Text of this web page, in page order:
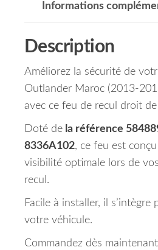
Informations
Description
Améliorez la sécurité de
Outlander Maroc (2013-
avec ce feu de recul droit
Doté de la référence
8336A102, ce feu est
visibilité optimale lors de
recul.
Facile à installer, il s’intègre
votre véhicule.
Commandez dès